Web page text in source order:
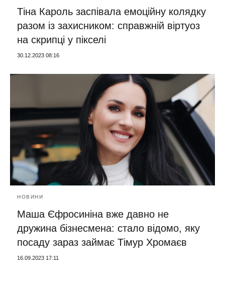
Тіна Кароль заспівала емоційну колядку
разом із захисником: справжній віртуоз
на скрипці у пікселі
30.12.2023 08:16
НОВИНИ
Маша Єфросиніна вже давно не
дружина бізнесмена: стало відомо, яку
посаду зараз займає Тімур Хромаєв
16.09.2023 17:11